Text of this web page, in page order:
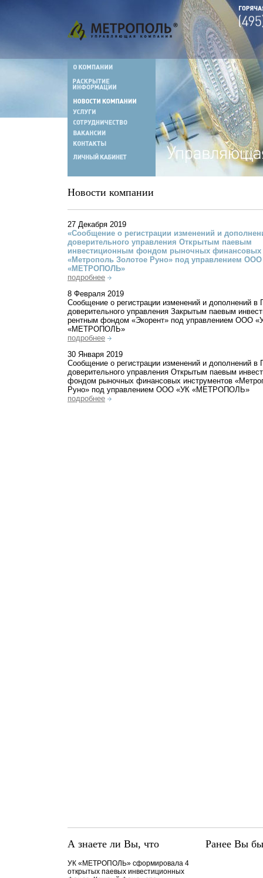
Новости компании
27 Декабря 2019
«Сообщение о регистрации изменений и
доверительного управления Открытым паевым
инвестиционным фондом рыночных финансовых
«Метрополь Золотое Руно» под управлением ООО
«МЕТРОПОЛЬ»
подробнее
8 Февраля 2019
Сообщение о регистрации изменений и дополнений в
доверительного управления Закрытым паевым
рентным фондом «Экорент» под управлением ООО
«МЕТРОПОЛЬ»
подробнее
30 Января 2019
Сообщение о регистрации изменений и дополнений в
доверительного управления Открытым паевым
фондом рыночных финансовых инструментов
Руно» под управлением ООО «УК «МЕТРОПОЛЬ»
подробнее
А знаете ли Вы, что
УК «МЕТРОПОЛЬ» сформировала 4
открытых паевых инвестиционных
Ранее Вы